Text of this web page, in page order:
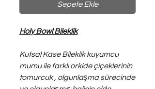
Sepete Ekle
Holy Bowl Bileklik
Kutsal Kase Bileklik kuyumcu
mumu ile farklı orkide çiçeklerinin
tomurcuk , olgunlaşma sürecinde